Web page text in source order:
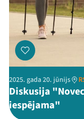
2025. gada 20. jūnijs
Diskusija
iespējama"